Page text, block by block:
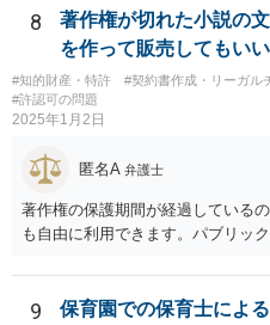
8
著作権が切れた小説の
を作って販売してもい
#知的財産・特許 #契約書作成・リーガル
#許認可の問題
2025年1月2日
匿名A 弁護士
著作権の保護期間が経過している
も自由に利用できます。パブリッ
9 保育園での保育士によ